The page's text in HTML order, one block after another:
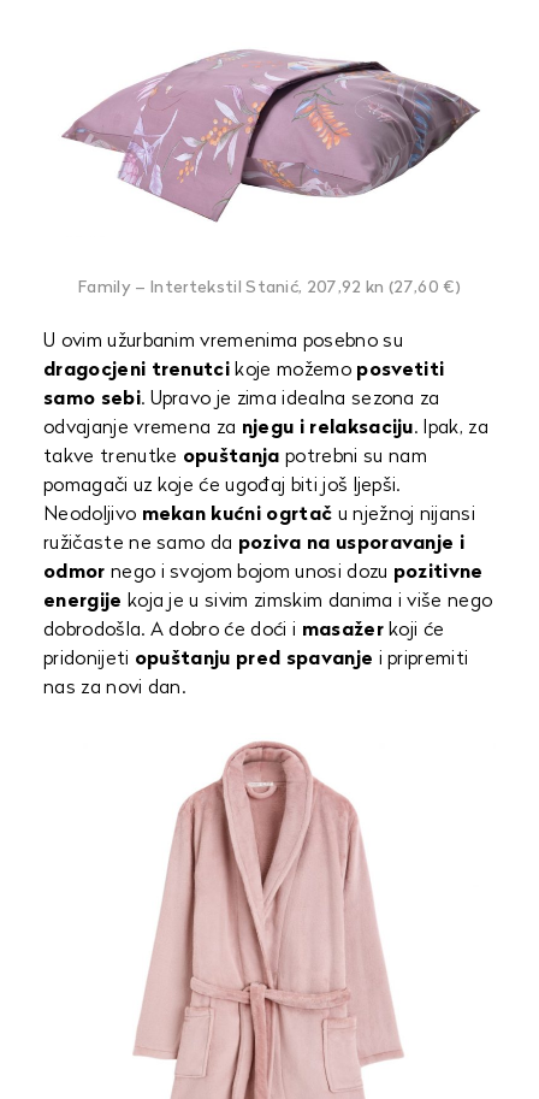
Family – Intertekstil Stanić, 207,92 kn (27,60 €)
U ovim užurbanim vremenima posebno su
dragocjeni trenutci koje možemo posvetiti
samo sebi. Upravo je zima idealna sezona za
odvajanje vremena za njegu i relaksaciju. Ipak, za
takve trenutke opuštanja potrebni su nam
pomagači uz koje će ugođaj biti još ljepši.
Neodoljivo mekan kućni ogrtač u nježnoj nijansi
ružičaste ne samo da poziva na usporavanje i
odmor nego i svojom bojom unosi dozu pozitivne
energije koja je u sivim zimskim danima i više nego
dobrodošla. A dobro će doći i masažerkoji će
pridonijeti opuštanju pred spavanje i pripremiti
nas za novi dan.